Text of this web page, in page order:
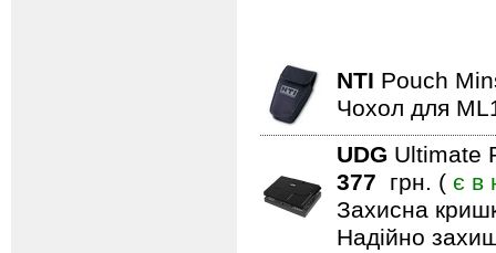
NTI Pouch
Чохол для
UDG Ultimate
377 грн. ( є в
Захисна
Надійно